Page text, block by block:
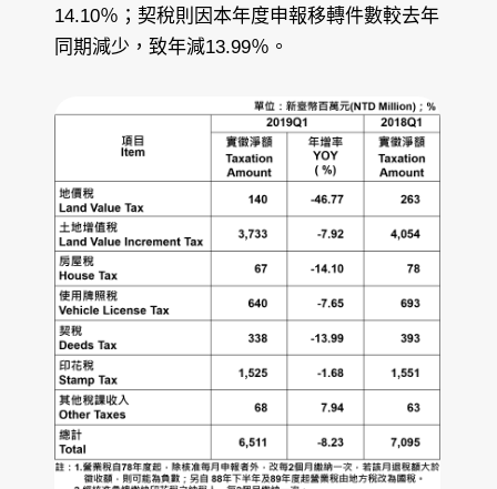
14.10％；契稅則因本年度申報移轉件數較去年
同期減少，致年減13.99％。